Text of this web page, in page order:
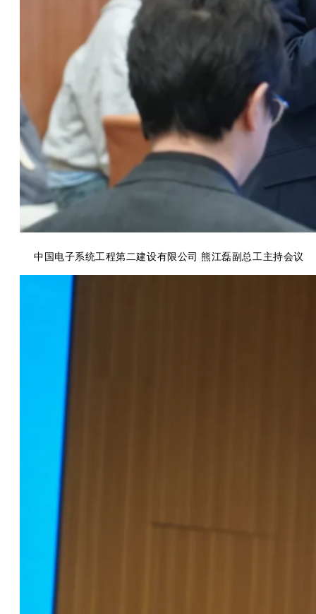
中国电子系统工程第二建设有限公司熊江磊副总工主持会议